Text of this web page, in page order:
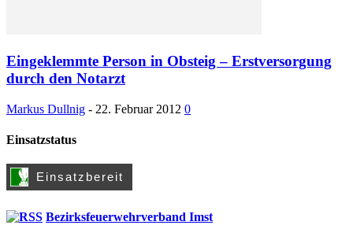
Eingeklemmte Person in Obsteig – Erstversorgung
durch den Notarzt
Markus Dullnig - 22. Februar 2012 0
Einsatzstatus
Bezirksfeuerwehrverband Imst